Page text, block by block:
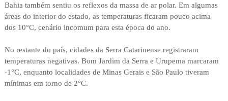
Bahia também sentiu os reflexos da massa de ar polar. Em algumas
áreas do interior do estado, as temperaturas ficaram pouco acima
dos 10°C, cenário incomum para esta época do ano.
No restante do país, cidades da Serra Catarinense registraram
temperaturas negativas. Bom Jardim da Serra e Urupema marcaram
-1°C, enquanto localidades de Minas Gerais e São Paulo tiveram
mínimas em torno de 2°C.